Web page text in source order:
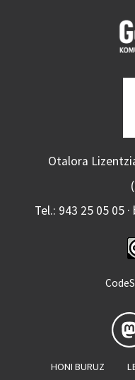
Otalora
Tel.: 943 25 05 05
HONI BURUZ